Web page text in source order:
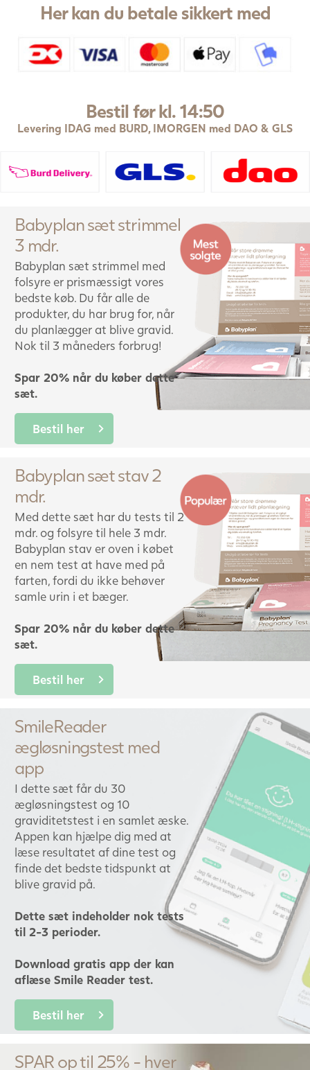
Her kan du betale sikkert med
Bestil før kl. 14:50
Levering IDAG med BURD, IMORGEN med DAO & GLS
Babyplan sæt strimmel
3 mdr.
Babyplan sæt strimmel med
folsyre er prismæssigt vores
bedste køb. Du får alle de
produkter, du har brug for, når
du planlægger at blive gravid.
Nok til 3 måneders forbrug!
Spar 20% når du køber dette
sæt.
Bestil her
Babyplan sæt stav 2
mdr.
Med dette sæt har du tests til 2
mdr. og folsyre til hele 3 mdr.
Babyplan stav er oven i købet
en nem test at have med på
farten, fordi du ikke behøver
samle urin i et bæger.
Spar 20% når du køber dette
sæt.
Bestil her
SmileReader
ægløsningstest med
app
I dette sæt får du 30
ægløsningstest og 10
graviditetstest i en samlet æske.
Appen kan hjælpe dig med at
læse resultatet af dine test og
finde det bedste tidspunkt at
blive gravid på.
Dette sæt indeholder nok tests
til 2-3 perioder.
Download gratis app der kan
aflæse Smile Reader test.
Bestil her
SPAR op til 25% - hver